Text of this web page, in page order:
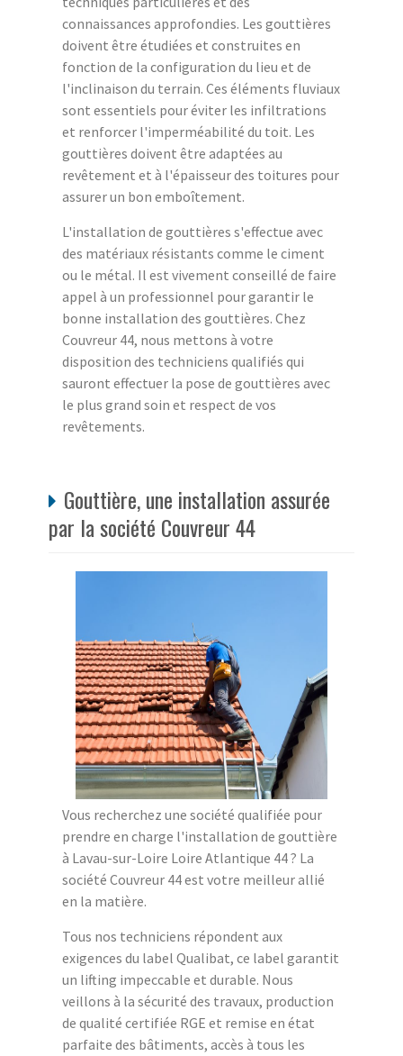
connaissances approfondies. Les gouttières
doivent être étudiées et construites en
fonction de la configuration du lieu et de
l'inclinaison du terrain. Ces éléments fluviaux
sont essentiels pour éviter les infiltrations
et renforcer l'imperméabilité du toit. Les
gouttières doivent être adaptées au
revêtement et à l'épaisseur des toitures pour
assurer un bon emboîtement.
L'installation de gouttières s'effectue avec
des matériaux résistants comme le ciment
ou le métal. Il est vivement conseillé de faire
appel à un professionnel pour garantir le
bonne installation des gouttières. Chez
Couvreur 44, nous mettons à votre
disposition des techniciens qualifiés qui
sauront effectuer la pose de gouttières avec
le plus grand soin et respect de vos
revêtements.
Gouttière, une installation assurée
par la société Couvreur 44
Vous recherchez une société qualifiée pour
prendre en charge l'installation de gouttière
à Lavau-sur-Loire Loire Atlantique 44 ? La
société Couvreur 44 est votre meilleur allié
en la matière.
Tous nos techniciens répondent aux
exigences du label Qualibat, ce label garantit
un lifting impeccable et durable. Nous
veillons à la sécurité des travaux, production
de qualité certifiée RGE et remise en état
parfaite des bâtiments, accès à tous les